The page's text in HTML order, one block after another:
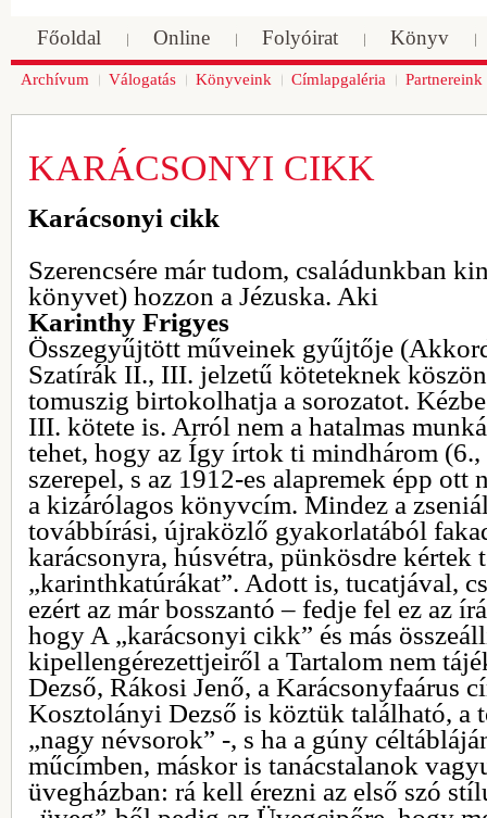
Főoldal Online Folyóirat Könyv
Archívum Válogatás Könyveink Címlapgaléria Partnereink
KARÁCSONYI CIKK
Karácsonyi cikk
Szerencsére már tudom, családunkban
könyvet) hozzon a Jézuska. Aki
Karinthy Frigyes
Összegyűjtött műveinek gyűjtője
Szatírák II., III. jelzetű köteteknek
tomuszig birtokolhatja a sorozatot.
III. kötete is. Arról nem a hatalmas
tehet, hogy az Így írtok ti mindhárom
szerepel, s az 1912-es alapremek épp
a kizárólagos könyvcím. Mindez a
továbbírási, újraközlő gyakorlatából
karácsonyra, húsvétra, pünkösdre kértek
„karinthkatúrákat”. Adott is, tucatjával,
ezért az már bosszantó – fedje fel ez az
hogy A „karácsonyi cikk” és más
kipellengérezettjeiről a Tartalom nem
Dezső, Rákosi Jenő, a Karácsonyfaárus
Kosztolányi Dezső is köztük található, a
„nagy névsorok” -, s ha a gúny
műcímben, máskor is tanácstalanok
üvegházban: rá kell érezni az első szó